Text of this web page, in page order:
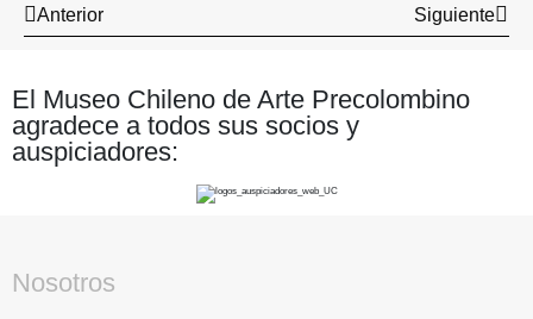
Anterior Siguiente
El Museo Chileno de Arte Precolombino
agradece a todos sus socios y
auspiciadores:
Nosotros